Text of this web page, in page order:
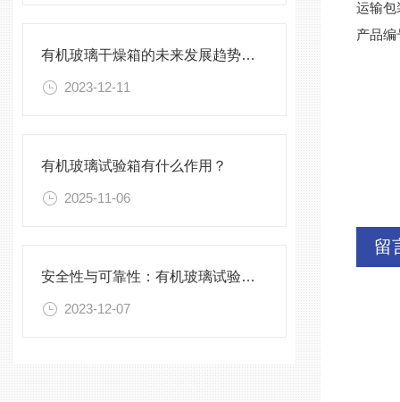
有机玻璃干燥箱的未来发展趋势与挑战
2023-12-11
有机玻璃试验箱有什么作用？
2025-11-06
安全性与可靠性：有机玻璃试验箱的验证与确认
2023-12-07
运输包
产品编
留